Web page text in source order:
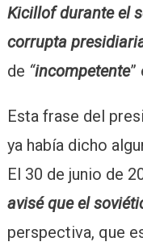
Kicillof durante el
corrupta
de “incompetente”
Esta frase del
ya había dicho
El 30 de junio de
avisé que el
perspectiva, que